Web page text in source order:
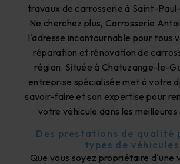
travaux de carrosserie à Saint-
Ne cherchez plus, Carrosserie
l'adresse incontournable pour tous
réparation et rénovation de
région. Située à Chatuzange-le-
entreprise spécialisée met à votre
savoir-faire et son expertise pour
votre véhicule dans les
Des prestations de qualité
types de véhicules
Que vous soyez propriétaire d'une